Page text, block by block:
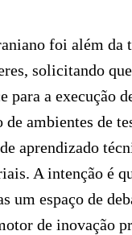
foi além da
solicitando
para a execução
ambientes de
aprendizado
A intenção é
um espaço de
de inovação